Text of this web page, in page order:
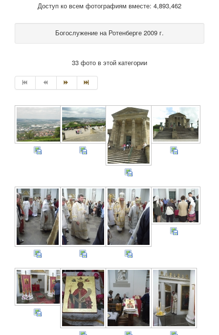
Доступ ко всем фотографиям вместе: 4,893,462
Богослужение на Ротенберге 2009 г.
33 фото в этой категории